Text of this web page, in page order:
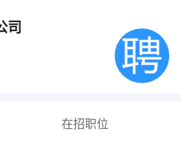
司
在招职位